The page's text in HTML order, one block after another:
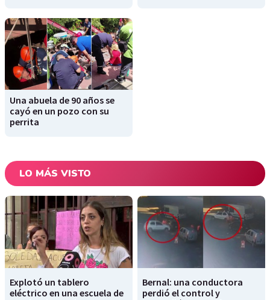
Una abuela de 90 años se
cayó en un pozo con su
perrita
LO MÁS VISTO
Explotó un tablero
eléctrico en una escuela de
Bernal: una conductora
perdió el control y